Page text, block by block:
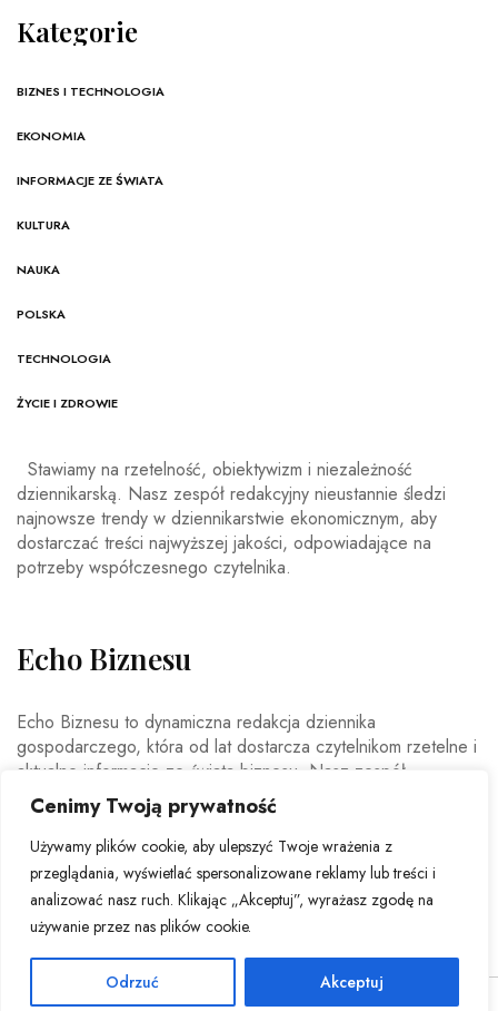
Cenimy Twoją prywatność
Używamy plików cookie, aby ulepszyć Twoje wrażenia z
przeglądania, wyświetlać spersonalizowane reklamy lub treści i
analizować nasz ruch. Klikając „Akceptuj”, wyrażasz zgodę na
używanie przez nas plików cookie.
Odrzuć Akceptuj
Kategorie
BIZNES I TECHNOLOGIA
EKONOMIA
INFORMACJE ZE ŚWIATA
KULTURA
NAUKA
POLSKA
TECHNOLOGIA
ŻYCIE I ZDROWIE
Stawiamy na rzetelność, obiektywizm i niezależność
dziennikarską. Nasz zespół redakcyjny nieustannie śledzi
najnowsze trendy w dziennikarstwie ekonomicznym, aby
dostarczać treści najwyższej jakości, odpowiadające na
potrzeby współczesnego czytelnika.
Echo Biznesu
Echo Biznesu to dynamiczna redakcja dziennika
gospodarczego, która od lat dostarcza czytelnikom rzetelne i
aktualne informacje ze świata biznesu. Nasz zespół
doświadczonych dziennikarzy i ekspertów ekonomicznych
codziennie analizuje najważniejsze wydarzenia rynkowe,
trendy gospodarcze oraz decyzje mające wpływ na polską i
światową ekonomię.
© Copyright 2026 - Echo Biznesu . All Rights Reserved